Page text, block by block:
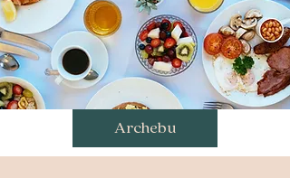
Archebu